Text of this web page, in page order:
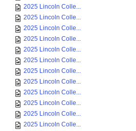
2025 Lincoln Colle...
2025 Lincoln Colle...
2025 Lincoln Colle...
2025 Lincoln Colle...
2025 Lincoln Colle...
2025 Lincoln Colle...
2025 Lincoln Colle...
2025 Lincoln Colle...
2025 Lincoln Colle...
2025 Lincoln Colle...
2025 Lincoln Colle...
2025 Lincoln Colle...